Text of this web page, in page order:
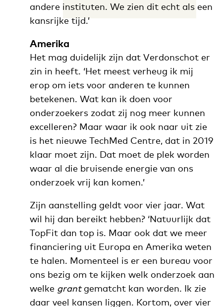
andere instituten. We zien dit echt als een
kansrijke tijd.’
Amerika
Het mag duidelijk zijn dat Verdonschot er
zin in heeft. ‘Het meest verheug ik mij
erop om iets voor anderen te kunnen
betekenen. Wat kan ik doen voor
onderzoekers zodat zij nog meer kunnen
excelleren? Maar waar ik ook naar uit zie
is het nieuwe TechMed Centre, dat in 2019
klaar moet zijn. Dat moet de plek worden
waar al die bruisende energie van ons
onderzoek vrij kan komen.’
Zijn aanstelling geldt voor vier jaar. Wat
wil hij dan bereikt hebben? ‘Natuurlijk dat
TopFit dan top is. Maar ook dat we meer
financiering uit Europa en Amerika weten
te halen. Momenteel is er een bureau voor
ons bezig om te kijken welk onderzoek aan
welke grantgematcht kan worden. Ik zie
daar veel kansen liggen. Kortom, over vier